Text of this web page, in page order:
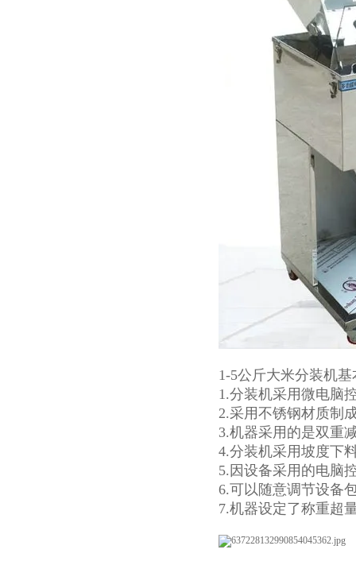
1-5公斤大米分装机
1.分装机采用微电脑
2.采用不锈钢材质制
3.机器采用的是双重
4.分装机采用坡度下
5.因设备采用的电脑
6.可以随意调节设备
7.机器设定了称重超